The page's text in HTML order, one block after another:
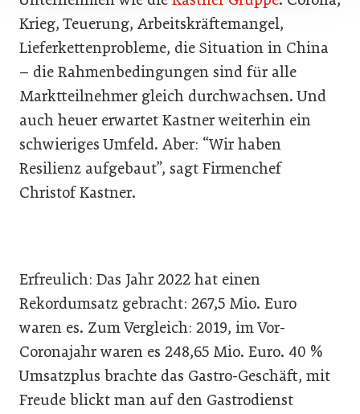
Krieg, Teuerung, Arbeitskräftemangel,
Lieferkettenprobleme, die Situation in China
– die Rahmenbedingungen sind für alle
Marktteilnehmer gleich durchwachsen. Und
auch heuer erwartet Kastner weiterhin ein
schwieriges Umfeld. Aber: “Wir haben
Resilienz aufgebaut”, sagt Firmenchef
Christof Kastner.
Erfreulich: Das Jahr 2022 hat einen
Rekordumsatz gebracht: 267,5 Mio. Euro
waren es. Zum Vergleich: 2019, im Vor-
Coronajahr waren es 248,65 Mio. Euro. 40 %
Umsatzplus brachte das Gastro-Geschäft, mit
Freude blickt man auf den Gastrodienst